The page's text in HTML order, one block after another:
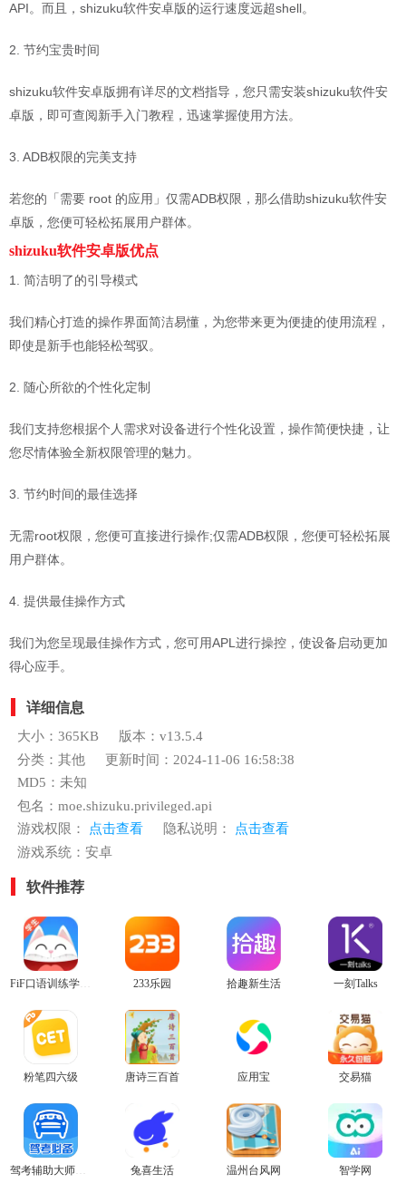
API。而且，shizuku软件安卓版的运行速度远超shell。
2. 节约宝贵时间
shizuku软件安卓版拥有详尽的文档指导，您只需安装shizuku软件安
卓版，即可查阅新手入门教程，迅速掌握使用方法。
3. ADB权限的完美支持
若您的「需要 root 的应用」仅需ADB权限，那么借助shizuku软件安
卓版，您便可轻松拓展用户群体。
shizuku软件安卓版优点
1. 简洁明了的引导模式
我们精心打造的操作界面简洁易懂，为您带来更为便捷的使用流程，
即使是新手也能轻松驾驭。
2. 随心所欲的个性化定制
我们支持您根据个人需求对设备进行个性化设置，操作简便快捷，让
您尽情体验全新权限管理的魅力。
3. 节约时间的最佳选择
无需root权限，您便可直接进行操作;仅需ADB权限，您便可轻松拓展
用户群体。
4. 提供最佳操作方式
我们为您呈现最佳操作方式，您可用APL进行操控，使设备启动更加
得心应手。
详细信息
大小：365KB
版本：v13.5.4
分类：其他
更新时间：2024-11-06 16:58:38
MD5：未知
包名：moe.shizuku.privileged.api
游戏权限：
点击查看 隐私说明：
点击查看
游戏系统：安卓
软件推荐
233乐园 拾趣新生活 一刻Talks
粉笔四六级 唐诗三百首 应用宝 交易猫
兔喜生活 温州台风网 智学网